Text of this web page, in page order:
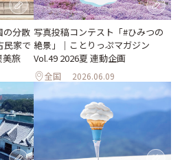
の分散
民家で
美旅
写真投稿コンテスト「#ひみつの
絶景」｜ことりっぷマガジン
Vol.49 2026夏 連動企画
全国 2026.06.09